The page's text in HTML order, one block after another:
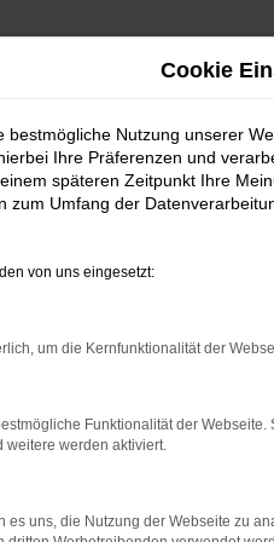
bestimmter Seiten
Cookie
bestmögliche Nutzung unserer
Ihre Präferenzen und
späteren Zeitpunkt Ihre
zum Umfang der
von uns eingesetzt:
um die Kernfunktionalität der
Funktionalität der
weitere werden aktiviert.
es uns, die Nutzung der Webseite zu